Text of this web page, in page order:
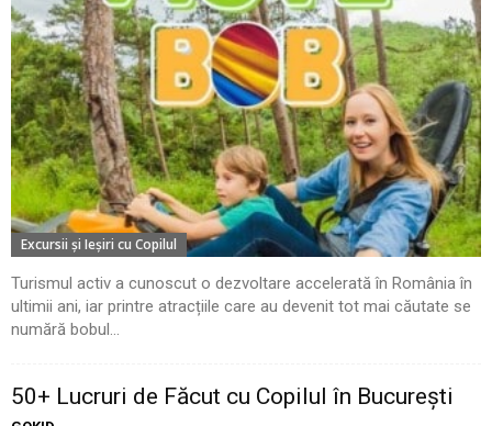
Excursii şi Ieşiri cu Copilul
Turismul activ a cunoscut o dezvoltare accelerată în România în
ultimii ani, iar printre atracțiile care au devenit tot mai căutate se
numără bobul...
50+ Lucruri de Făcut cu Copilul în București